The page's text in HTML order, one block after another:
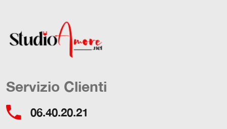
Servizio Clienti
06.40.20.21